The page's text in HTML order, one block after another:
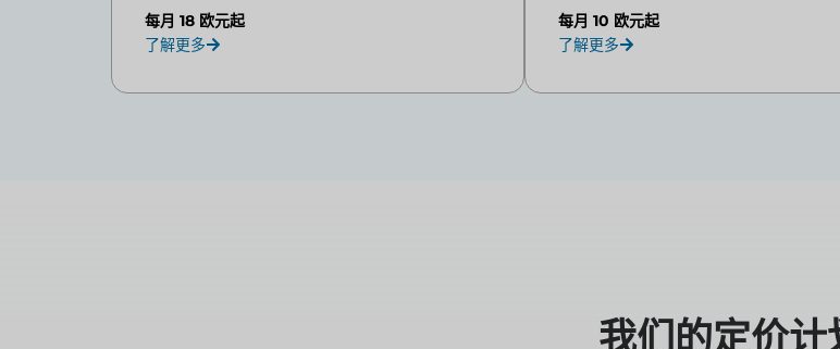
每月 18 欧元起
了解更多
每月 10 欧元起
了解更多
我们的定价计